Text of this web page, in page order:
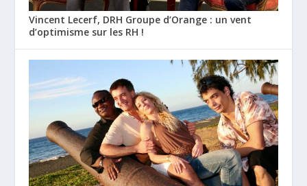
Vincent Lecerf, DRH Groupe d’Orange : un vent
d’optimisme sur les RH !